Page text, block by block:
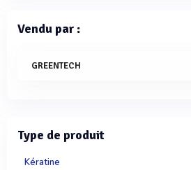
Vendu par :
GREENTECH
Type de produit
Kératine